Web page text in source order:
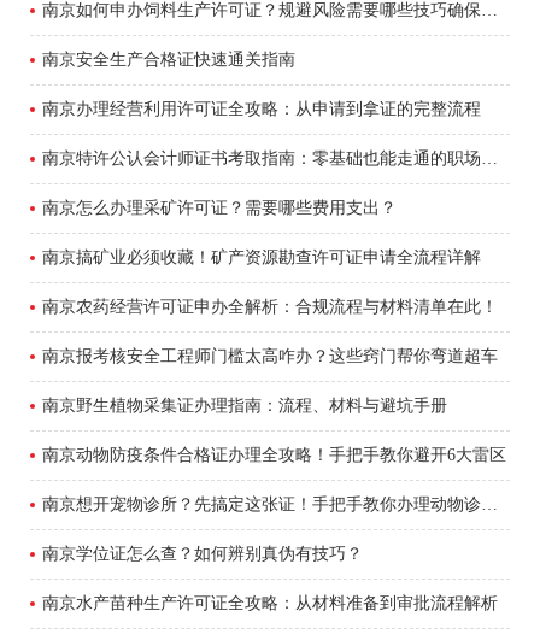
南京如何申办饲料生产许可证？规避风险需要哪些技巧确保通过？
南京安全生产合格证快速通关指南
南京办理经营利用许可证全攻略：从申请到拿证的完整流程
南京特许公认会计师证书考取指南：零基础也能走通的职场跃迁路
南京怎么办理采矿许可证？需要哪些费用支出？
南京搞矿业必须收藏！矿产资源勘查许可证申请全流程详解
南京农药经营许可证申办全解析：合规流程与材料清单在此！
南京报考核安全工程师门槛太高咋办？这些窍门帮你弯道超车
南京野生植物采集证办理指南：流程、材料与避坑手册
南京动物防疫条件合格证办理全攻略！手把手教你避开6大雷区
南京想开宠物诊所？先搞定这张证！手把手教你办理动物诊疗许可证
南京学位证怎么查？如何辨别真伪有技巧？
南京水产苗种生产许可证全攻略：从材料准备到审批流程解析